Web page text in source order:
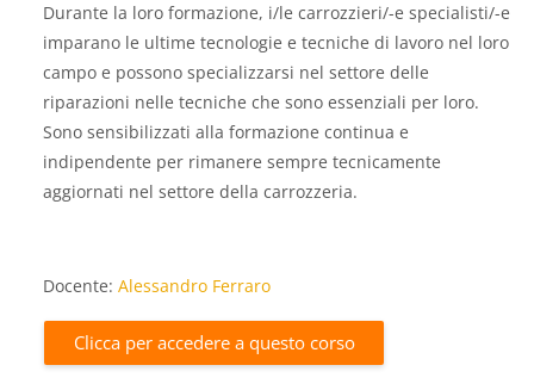
Durante la loro formazione, i/le carrozzieri/-e specialisti/-e
imparano le ultime tecnologie e tecniche di lavoro nel loro
campo e possono specializzarsi nel settore delle
riparazioni nelle tecniche che sono essenziali per loro.
Sono sensibilizzati alla formazione continua e
indipendente per rimanere sempre tecnicamente
aggiornati nel settore della carrozzeria.
Docente: Alessandro Ferraro
Clicca per accedere a questo corso